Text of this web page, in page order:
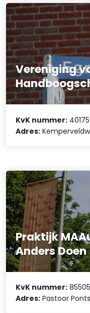
Vereniging
KvK nummer:
Adres:
Praktijk
Anders Doen
KvK nummer:
Adres: Pastoor